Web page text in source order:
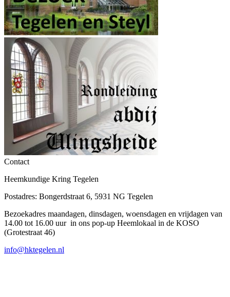
Contact
Heemkundige Kring Tegelen
Postadres: Bongerdstraat 6, 5931 NG Tegelen
Bezoekadres maandagen, dinsdagen, woensdagen en vrijdagen van
14.00 tot 16.00 uur in ons pop-up Heemlokaal in de KOSO
(Grotestraat 46)
info@hktegelen.nl